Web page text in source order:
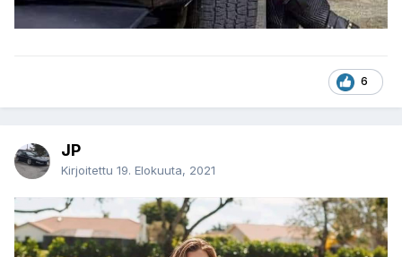
6
JP
Kirjoitettu 19. Elokuuta, 2021